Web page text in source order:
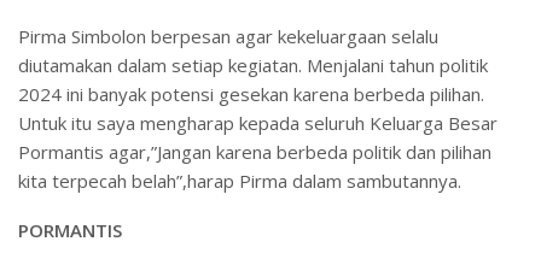
Pirma Simbolon berpesan agar kekeluargaan selalu
diutamakan dalam setiap kegiatan. Menjalani tahun politik
2024 ini banyak potensi gesekan karena berbeda pilihan.
Untuk itu saya mengharap kepada seluruh Keluarga Besar
Pormantis agar,”Jangan karena berbeda politik dan pilihan
kita terpecah belah”,harap Pirma dalam sambutannya.
PORMANTIS